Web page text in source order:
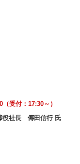
受付：17:30～）
役社長 傳田信行 氏